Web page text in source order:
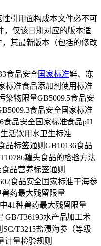
引用面构成本文件必不可
，仅该日期对应的版本适
其最新版本（包括的修改
食品安全国家标准鲜、冻
标准食品添加剂使用标准
染物限量GB5009.5食品安
食品安全国家标准
食品安全国家标准食品pH
活饮用水卫生标准
品标签通则GB10136食品
罐头食品的检验方法
品营养标签通则
食品安全国家标准干海参
兽药最大残留限量
41种兽药最大残留限量
GB/T36193水产品加工术
T3215盐渍海参（等级
计量检验规则